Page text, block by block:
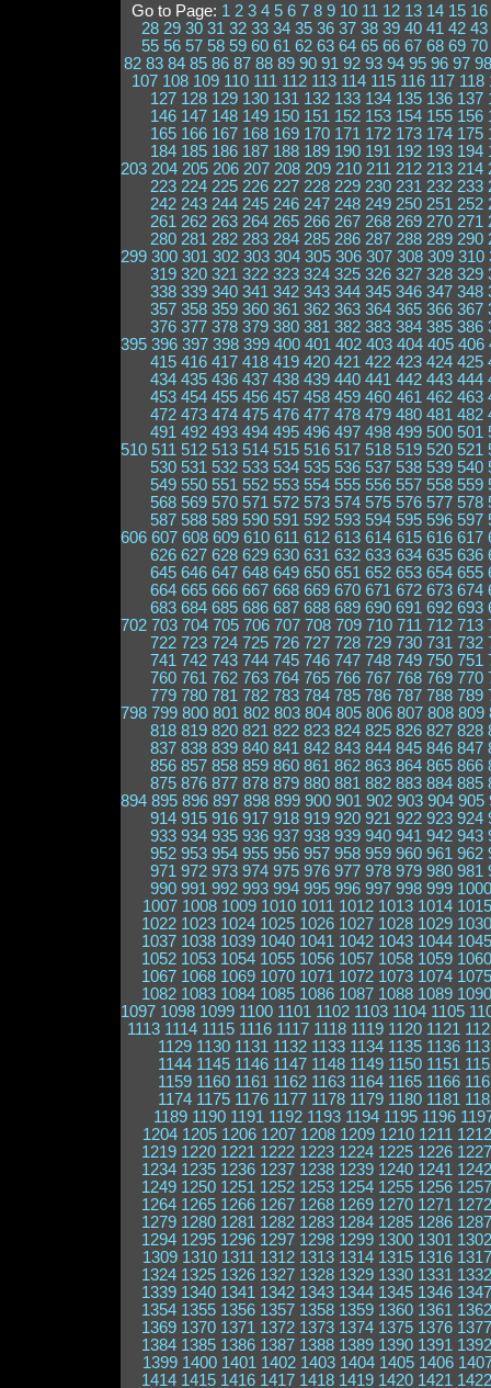
Go to Page: 1 2 3 4 5 6 7 8 9 10 11 12 13 14 15 16
28 29 30 31 32 33 34 35 36 37 38 39 40 41 42 43
55 56 57 58 59 60 61 62 63 64 65 66 67 68 69 70
82 83 84 85 86 87 88 89 90 91 92 93 94 95 96 97 98
107 108 109 110 111 112 113 114 115 116 117 118
127 128 129 130 131 132 133 134 135 136 137
146 147 148 149 150 151 152 153 154 155 156
165 166 167 168 169 170 171 172 173 174 175
184 185 186 187 188 189 190 191 192 193 194
203 204 205 206 207 208 209 210 211 212 213 214
223 224 225 226 227 228 229 230 231 232 233
242 243 244 245 246 247 248 249 250 251 252
261 262 263 264 265 266 267 268 269 270 271
280 281 282 283 284 285 286 287 288 289 290
299 300 301 302 303 304 305 306 307 308 309 310
319 320 321 322 323 324 325 326 327 328 329
338 339 340 341 342 343 344 345 346 347 348
357 358 359 360 361 362 363 364 365 366 367
376 377 378 379 380 381 382 383 384 385 386
395 396 397 398 399 400 401 402 403 404 405 406
415 416 417 418 419 420 421 422 423 424 425
434 435 436 437 438 439 440 441 442 443 444
453 454 455 456 457 458 459 460 461 462 463
472 473 474 475 476 477 478 479 480 481 482
491 492 493 494 495 496 497 498 499 500 501
510 511 512 513 514 515 516 517 518 519 520 521
530 531 532 533 534 535 536 537 538 539 540
549 550 551 552 553 554 555 556 557 558 559
568 569 570 571 572 573 574 575 576 577 578
587 588 589 590 591 592 593 594 595 596 597
606 607 608 609 610 611 612 613 614 615 616 617
626 627 628 629 630 631 632 633 634 635 636
645 646 647 648 649 650 651 652 653 654 655
664 665 666 667 668 669 670 671 672 673 674
683 684 685 686 687 688 689 690 691 692 693
702 703 704 705 706 707 708 709 710 711 712 713
722 723 724 725 726 727 728 729 730 731 732
741 742 743 744 745 746 747 748 749 750 751
760 761 762 763 764 765 766 767 768 769 770
779 780 781 782 783 784 785 786 787 788 789
798 799 800 801 802 803 804 805 806 807 808 809
818 819 820 821 822 823 824 825 826 827 828
837 838 839 840 841 842 843 844 845 846 847
856 857 858 859 860 861 862 863 864 865 866
875 876 877 878 879 880 881 882 883 884 885
894 895 896 897 898 899 900 901 902 903 904 905
914 915 916 917 918 919 920 921 922 923 924
933 934 935 936 937 938 939 940 941 942 943
952 953 954 955 956 957 958 959 960 961 962
971 972 973 974 975 976 977 978 979 980 981
990 991 992 993 994 995 996 997 998 999 1000
1007 1008 1009 1010 1011 1012 1013 1014 1015
1022 1023 1024 1025 1026 1027 1028 1029 1030
1037 1038 1039 1040 1041 1042 1043 1044 1045
1052 1053 1054 1055 1056 1057 1058 1059 1060
1067 1068 1069 1070 1071 1072 1073 1074 1075
1082 1083 1084 1085 1086 1087 1088 1089 1090
1097 1098 1099 1100 1101 1102 1103 1104 1105
1113 1114 1115 1116 1117 1118 1119 1120 1121
1129 1130 1131 1132 1133 1134 1135 1136
1144 1145 1146 1147 1148 1149 1150 1151
1159 1160 1161 1162 1163 1164 1165 1166
1174 1175 1176 1177 1178 1179 1180 1181
1189 1190 1191 1192 1193 1194 1195 1196
1204 1205 1206 1207 1208 1209 1210 1211 1212
1219 1220 1221 1222 1223 1224 1225 1226 1227
1234 1235 1236 1237 1238 1239 1240 1241 1242
1249 1250 1251 1252 1253 1254 1255 1256 1257
1264 1265 1266 1267 1268 1269 1270 1271 1272
1279 1280 1281 1282 1283 1284 1285 1286 1287
1294 1295 1296 1297 1298 1299 1300 1301 1302
1309 1310 1311 1312 1313 1314 1315 1316 1317
1324 1325 1326 1327 1328 1329 1330 1331 1332
1339 1340 1341 1342 1343 1344 1345 1346 1347
1354 1355 1356 1357 1358 1359 1360 1361 1362
1369 1370 1371 1372 1373 1374 1375 1376 1377
1384 1385 1386 1387 1388 1389 1390 1391 1392
1399 1400 1401 1402 1403 1404 1405 1406
1414 1415 1416 1417 1418 1419 1420 1421 1422